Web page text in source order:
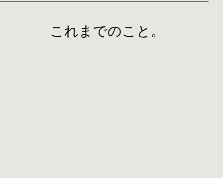
これまでのこと。